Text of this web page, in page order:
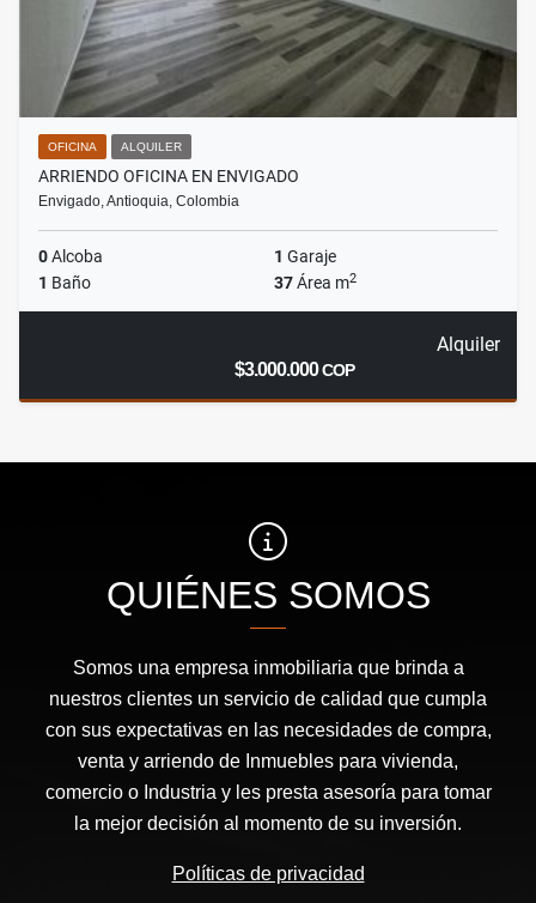
OFICINA ALQUILER
ARRIENDO OFICINA EN ENVIGADO
Envigado, Antioquia, Colombia
0Alcoba 1 Garaje
1 Baño 37Área m2
Alquiler
$3.000.000COP
QUIÉNES SOMOS
Somos una empresa inmobiliaria que brinda a
nuestros clientes un servicio de calidad que cumpla
con sus expectativas en las necesidades de compra,
venta y arriendo de Inmuebles para vivienda,
comercio o Industria y les presta asesoría para tomar
la mejor decisión al momento de su inversión.
Políticas de privacidad